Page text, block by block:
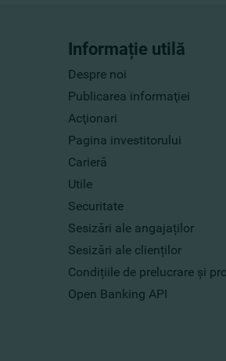
Informație utilă
Despre noi
Publicarea informaţiei
Acţionari
Pagina investitorului
Carieră
Utile
Securitate
Sesizări ale angajaților
Sesizări ale clienților
Condițiile de prelucrare și
Open Banking API